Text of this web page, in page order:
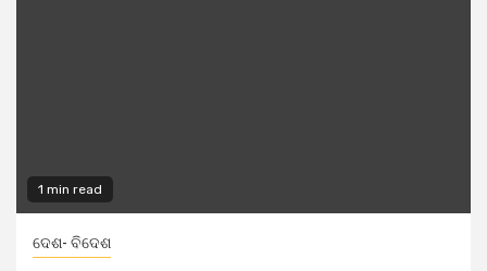
1 min read
ଦେଶ- ବିଦେଶ